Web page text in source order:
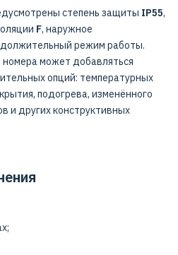
степень защиты IP55,
F, наружное
режим работы.
номера может добавляться
опций: температурных
подогрева, изменённого
и других конструктивных